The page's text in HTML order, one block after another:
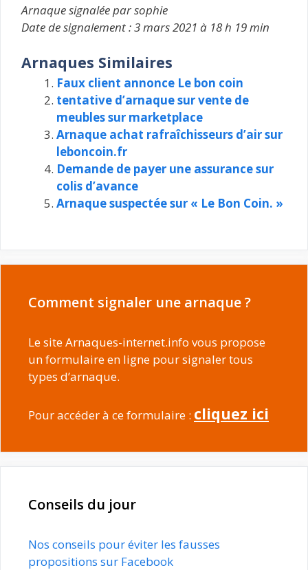
Arnaque signalée par sophie
Date de signalement : 3 mars 2021 à 18 h 19 min
Arnaques Similaires
Faux client annonce Le bon coin
tentative d’arnaque sur vente de
meubles sur marketplace
Arnaque achat rafraîchisseurs d’air sur
leboncoin.fr
Demande de payer une assurance sur
colis d’avance
Arnaque suspectée sur « Le Bon Coin. »
Comment signaler une arnaque ?
Le site Arnaques-internet.info vous propose
un formulaire en ligne pour signaler tous
types d’arnaque.
Pour accéder à ce formulaire : cliquez ici
Conseils du jour
Nos conseils pour éviter les fausses
propositions sur Facebook